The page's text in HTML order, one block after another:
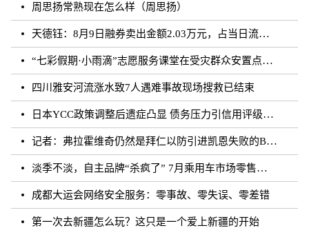
周思扬常熟现在怎么样（周思扬）
天德钰：8月9日融券卖出金额2.03万元，占当日流出金额的0.41%
“七彩假期·小雨滴”志愿服务课堂在受灾群众安置点开课
四川雅安河流涨水致7人遇难事故现场搜救已结束
日本YCC政策调整后遗症凸显 债务压力引信用评级下调隐忧
记者：弗拉霍维奇仍然是拜仁以防引进凯恩失败的B方案
淡季不淡，自主品牌“杀疯了” 7月乘用车市场零售达177.5万辆
成都大运会网络安全服务：零事故、零失误、零差错
第一次去新疆怎么玩？这只是一个爱上新疆的开始